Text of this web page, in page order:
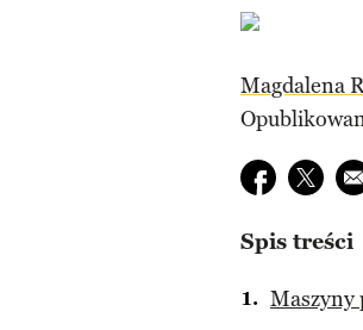
Magdalena
UdostępnijE-
Spis treści
Maszyny